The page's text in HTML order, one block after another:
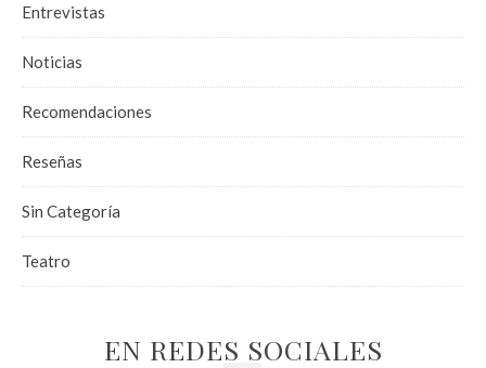
Entrevistas
Noticias
Recomendaciones
Reseñas
Sin Categoría
Teatro
EN REDES SOCIALES